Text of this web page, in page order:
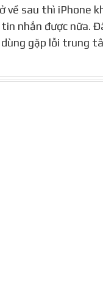
về sau thì iPhone
nhắn được nữa.
dùng gặp lỗi trung